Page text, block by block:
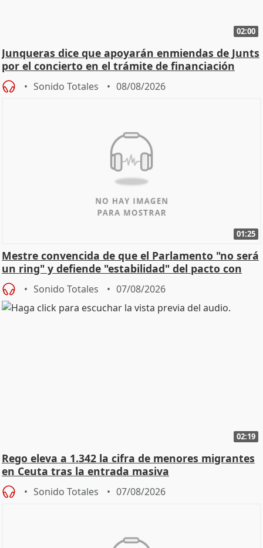
02:00
Junqueras dice que apoyarán enmiendas de Junts
por el concierto en el trámite de financiación
Sonido Totales 08/08/2026
01:25
Mestre convencida de que el Parlamento "no será
un ring" y defiende "estabilidad" del pacto con
Vox
Sonido Totales 07/08/2026
02:19
Rego eleva a 1.342 la cifra de menores migrantes
en Ceuta tras la entrada masiva
Sonido Totales 07/08/2026